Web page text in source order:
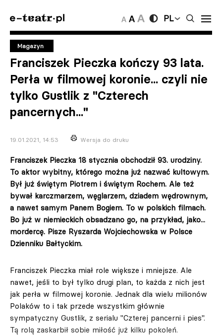
PL
Magazyn
Franciszek Pieczka kończy 93 lata.
Perła w filmowej koronie... czyli nie
tylko Gustlik z "Czterech
pancernych..."
19.01.2021, 14:53 Wersja do druku
Franciszek Pieczka 18 stycznia obchodził 93. urodziny.
To aktor wybitny, którego można już nazwać kultowym.
Był już świętym Piotrem i świętym Rochem. Ale też
bywał karczmarzem, węglarzem, dziadem wędrownym,
a nawet samym Panem Bogiem. To w polskich filmach.
Bo już w niemieckich obsadzano go, na przykład, jako...
mordercę. Pisze Ryszarda Wojciechowska w Polsce
Dzienniku Bałtyckim.
Franciszek Pieczka miał role większe i mniejsze. Ale
nawet, jeśli to był tylko drugi plan, to każda z nich jest
jak perła w filmowej koronie. Jednak dla wielu milionów
Polaków to i tak przede wszystkim głównie
sympatyczny Gustlik, z serialu "Czterej pancerni i pies".
Tą rolą zaskarbił sobie miłość już kilku pokoleń.